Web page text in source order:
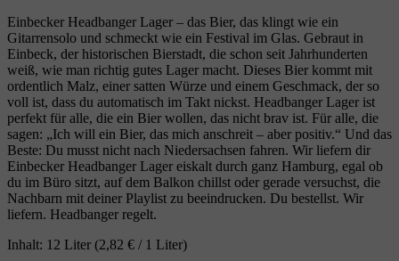
Einbecker Headbanger Lager – das Bier, das klingt wie ein
Gitarrensolo und schmeckt wie ein Festival im Glas. Gebraut in
Einbeck, der historischen Bierstadt, die schon seit Jahrhunderten
weiß, wie man richtig gutes Lager macht. Dieses Bier kommt mit
ordentlich Malz, einer satten Würze und einem Geschmack, der so
voll ist, dass du automatisch im Takt nickst. Headbanger Lager ist
perfekt für alle, die ein Bier wollen, das nicht brav ist. Für alle, die
sagen: „Ich will ein Bier, das mich anschreit – aber positiv.“ Und das
Beste: Du musst nicht nach Niedersachsen fahren. Wir liefern dir
Einbecker Headbanger Lager eiskalt durch ganz Hamburg, egal ob
du im Büro sitzt, auf dem Balkon chillst oder gerade versuchst, die
Nachbarn mit deiner Playlist zu beeindrucken. Du bestellst. Wir
liefern. Headbanger regelt.
Inhalt: 12 Liter (2,82 € / 1 Liter)